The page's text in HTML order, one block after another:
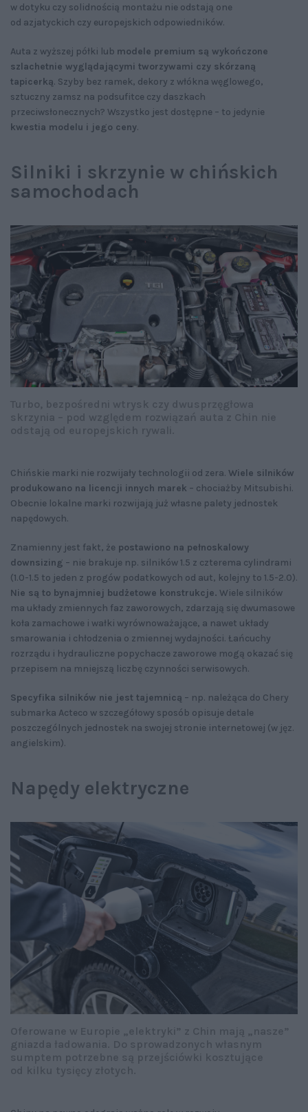
w dotyku czy solidnością montażu nie odstają one
od azjatyckich czy europejskich odpowiedników.
Auta z wyższej półki lub modele premium są wykończone
szlachetnie wyglądającymi tworzywami czy skórzaną
tapicerką. Szyby bez ramek, dekory z włókna węglowego,
sztuczny zamsz na podsufitce czy daszkach
przeciwsłonecznych? Wszystko jest dostępne – to jedynie
kwestia modelu i jego ceny.
Silniki i skrzynie w chińskich
samochodach
Chińskie marki nie rozwijały technologii od zera. Wiele silników
produkowano na licencji innych marek – chociażby Mitsubishi.
Obecnie lokalne marki rozwijają już własne palety jednostek
napędowych.
Znamienny jest fakt, że postawiono na pełnoskalowy
downsizing – nie brakuje np. silników 1.5 z czterema cylindrami
(1.0-1.5 to jeden z progów podatkowych od aut, kolejny to 1.5-2.0).
Nie są to bynajmniej budżetowe konstrukcje. Wiele silników
ma układy zmiennych faz zaworowych, zdarzają się dwumasowe
koła zamachowe i wałki wyrównoważające, a nawet układy
smarowania i chłodzenia o zmiennej wydajności. Łańcuchy
rozrządu i hydrauliczne popychacze zaworowe mogą okazać się
przepisem na mniejszą liczbę czynności serwisowych.
Specyfika silników nie jest tajemnicą – np. należąca do Chery
submarka Acteco w szczegółowy sposób opisuje detale
poszczególnych jednostek na swojej stronie internetowej (w jęz.
angielskim).
Napędy elektryczne